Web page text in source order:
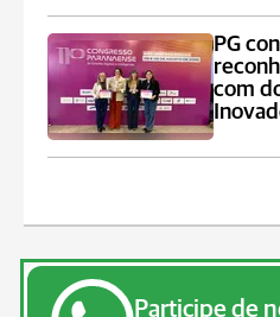
PG
com
Participe de